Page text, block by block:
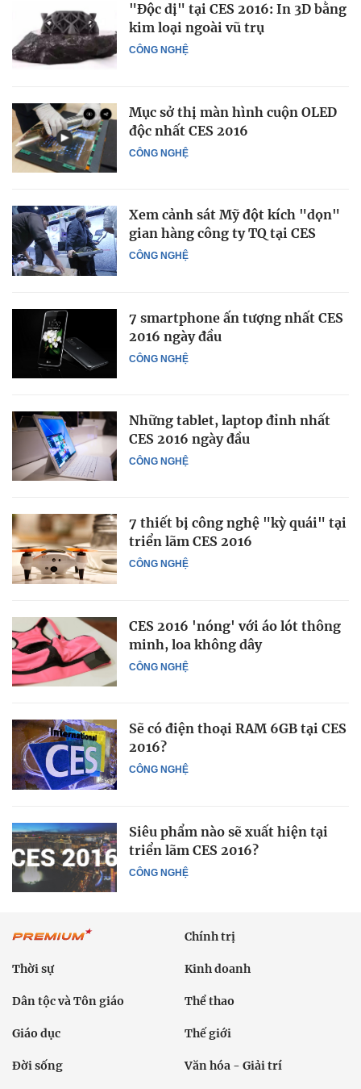
CÔNG NGHỆ
"Độc dị" tại CES 2016: In 3D bằng
kim loại ngoài vũ trụ
CÔNG NGHỆ
Mục sở thị màn hình cuộn OLED
độc nhất CES 2016
CÔNG NGHỆ
Xem cảnh sát Mỹ đột kích "dọn"
gian hàng công ty TQ tại CES
CÔNG NGHỆ
7 smartphone ấn tượng nhất CES
2016 ngày đầu
CÔNG NGHỆ
Những tablet, laptop đỉnh nhất
CES 2016 ngày đầu
CÔNG NGHỆ
7 thiết bị công nghệ "kỳ quái" tại
triển lãm CES 2016
CÔNG NGHỆ
CES 2016 'nóng' với áo lót thông
minh, loa không dây
CÔNG NGHỆ
Sẽ có điện thoại RAM 6GB tại CES
2016?
CÔNG NGHỆ
Siêu phẩm nào sẽ xuất hiện tại
triển lãm CES 2016?
Chính trị
Thời sự Kinh doanh
Dân tộc và Tôn giáo Thể thao
Giáo dục Thế giới
Đời sống Văn hóa - Giải trí